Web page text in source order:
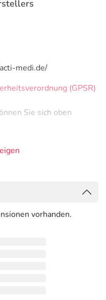
medi.de/
(GPSR)
Sie sich oben
vorhanden.